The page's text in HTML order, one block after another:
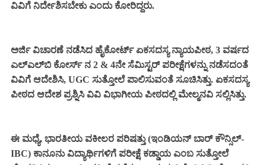
ವಿವಿಗೆ ನಿರ್ದೇಶಿಸಬೇಕು ಎಂದು ಕೋರಿದ್ದರು.
ಅರ್ಜಿ ವಿಚಾರಣೆ ನಡೆಸಿದ ಹೈಕೋರ್ಟ್ ಏಕಸದಸ್ಯ ನ್ಯಾಯಪೀಠ, 3 ವರ್ಷದ
ಎಲ್‌ಎಲ್‌ಬಿ ಕೋರ್ಸ್ ನ 2 & 4ನೇ ಸೆಮಿಸ್ಟರ್ ಪರೀಕ್ಷೆಗಳನ್ನು ನಡೆಸದಂತೆ
ವಿವಿಗೆ ಆದೇಶಿಸಿ, UGC ಸುತ್ತೋಲೆ ಪಾಲಿಸುವಂತೆ ಸೂಚಿಸಿತ್ತು. ಏಕಸದಸ್ಯ
ಪೀಠದ ಆದೇಶ ಪ್ರಶ್ನಿಸಿ ವಿವಿ ವಿಭಾಗೀಯ ಪೀಠದಲ್ಲಿ ಮೇಲ್ಮನವಿ ಸಲ್ಲಿಸಿತ್ತು.
ಈ ಮಧ್ಯೆ, ಭಾರತೀಯ ವಕೀಲರ ಪರಿಷತ್ತು (ಇಂಡಿಯನ್ ಬಾರ್ ಕೌನ್ಸಿಲ್-
IBC) ಕಾನೂನು ವಿದ್ಯಾರ್ಥಿಗಳಿಗೆ ಪರೀಕ್ಷೆ ಕಡ್ಡಾಯ ಎಂಬ ಸುತ್ತೋಲೆ